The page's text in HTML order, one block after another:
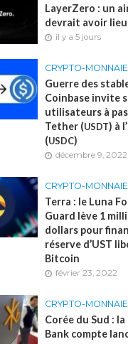
LayerZero : un
devrait avoir
il y a 5 jours
CRYPTO-
Guerre des
Coinbase invite
utilisateurs à
Tether (USDT) à
(USDC)
décembre 9, 2022
CRYPTO-
Terra : le Luna
Guard lève 1
dollars pour
réserve d’UST
Bitcoin
février 23, 2022
CRYPTO-
Corée du Sud :
Bank compte